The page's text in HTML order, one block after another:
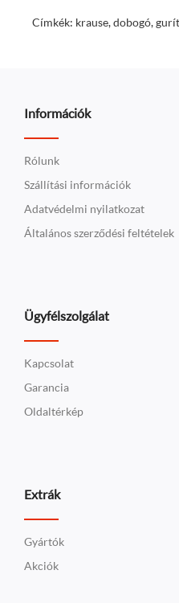
Címkék: krause,dobogó,
Információk
Rólunk
Szállítási információk
Adatvédelmi nyilatkozat
Általános szerződési feltételek
Ügyfélszolgálat
Kapcsolat
Garancia
Oldaltérkép
Extrák
Gyártók
Akciók